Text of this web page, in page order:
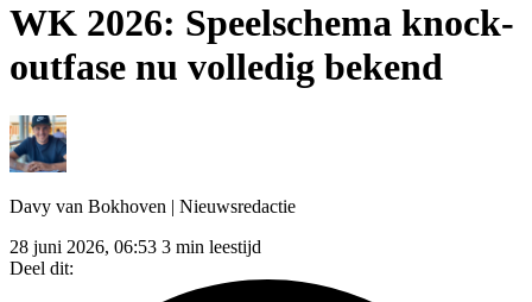
WK 2026: Speelschema knock-
outfase nu volledig bekend
Davy van Bokhoven | Nieuwsredactie
28 juni 2026, 06:53 3 min leestijd
Deel dit: